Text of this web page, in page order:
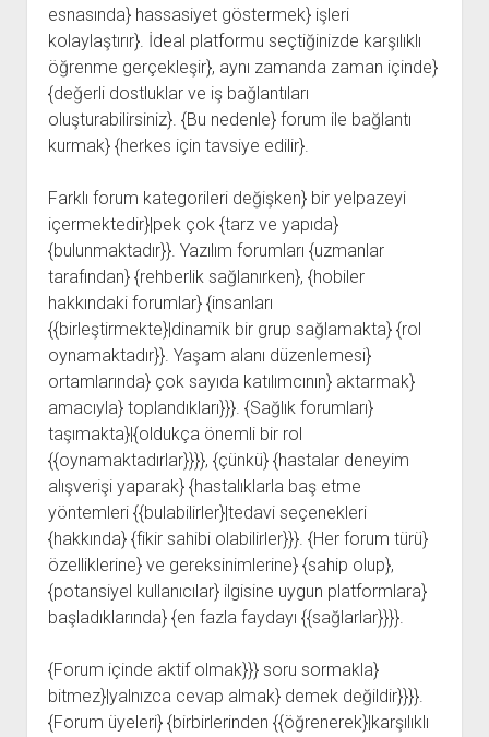
esnasında} hassasiyet göstermek} işleri
kolaylaştırır}. İdeal platformu seçtiğinizde karşılıklı
öğrenme gerçekleşir}, aynı zamanda zaman içinde}
{değerli dostluklar ve iş bağlantıları
oluşturabilirsiniz}. {Bu nedenle} forum ile bağlantı
kurmak} {herkes için tavsiye edilir}.
Farklı forum kategorileri değişken} bir yelpazeyi
içermektedir}|pek çok {tarz ve yapıda}
{bulunmaktadır}}. Yazılım forumları {uzmanlar
tarafından} {rehberlik sağlanırken}, {hobiler
hakkındaki forumlar} {insanları
{{birleştirmekte}|dinamik bir grup sağlamakta} {rol
oynamaktadır}}. Yaşam alanı düzenlemesi}
ortamlarında} çok sayıda katılımcının} aktarmak}
amacıyla} toplandıkları}}}. {Sağlık forumları}
taşımakta}|{oldukça önemli bir rol
{{oynamaktadırlar}}}}, {çünkü} {hastalar deneyim
alışverişi yaparak} {hastalıklarla baş etme
yöntemleri {{bulabilirler}|tedavi seçenekleri
{hakkında} {fikir sahibi olabilirler}}}. {Her forum türü}
özelliklerine} ve gereksinimlerine} {sahip olup},
{potansiyel kullanıcılar} ilgisine uygun platformlara}
başladıklarında} {en fazla faydayı {{sağlarlar}}}}.
{Forum içinde aktif olmak}}} soru sormakla}
bitmez}|yalnızca cevap almak} demek değildir}}}}.
{Forum üyeleri} {birbirlerinden {{öğrenerek}|karşılıklı